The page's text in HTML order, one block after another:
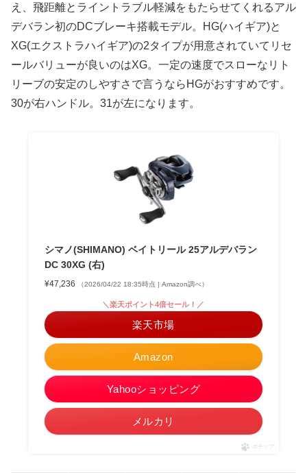
え、飛距離とライントラブル軽減をもたらせてくれるアル
デバラン初のDCブレーキ搭載モデル。HG(ハイギア)と
XG(エクストラハイギア)の2タイプが用意されていてリセ
ールバリューが良いのはXG。一定の速度でスローなリト
リーブの安定のしやすさで言うならHGがおすすめです。
30が右ハンドル。31が左になります。
シマノ(SHIMANO) ベイトリール 25アルデバラン
DC 30XG (右)
¥47,236 （2026/04/22 18:35時点 | Amazon調べ）
Amazon
＼楽天ポイント4倍セール！／
楽天市場
Yahooショッピング
メルカリ
ポチップ